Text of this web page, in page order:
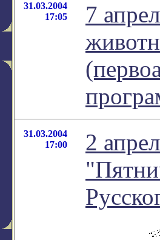
31.03.2004
17:05
7
31.03.2004
17:00
2